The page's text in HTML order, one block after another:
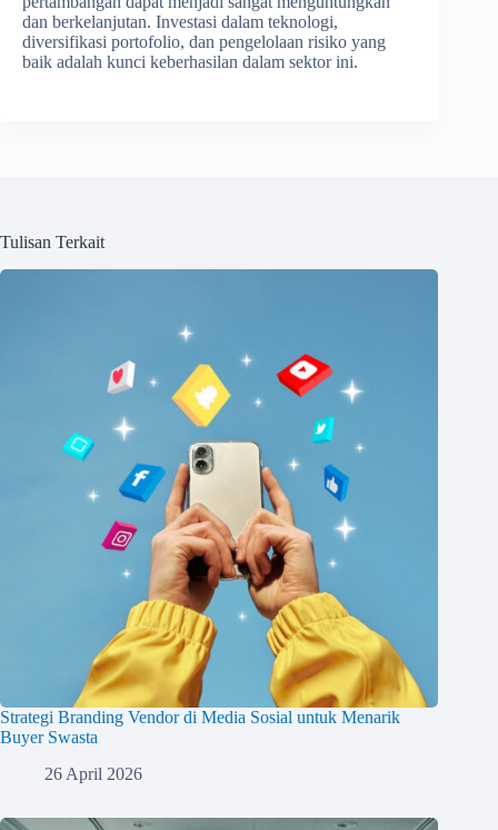
dan berkelanjutan. Investasi dalam teknologi,
diversifikasi portofolio, dan pengelolaan risiko yang
baik adalah kunci keberhasilan dalam sektor ini.
Tulisan Terkait
Strategi Branding Vendor di Media Sosial untuk Menarik
Buyer Swasta
26 April 2026